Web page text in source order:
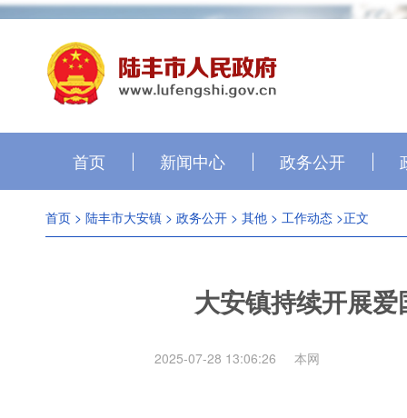
首页 新闻中心 政务公开
首页 > 陆丰市大安镇 > 政务公开 > 其他 > 工作动态 >正文
大安镇持续开展
2025-07-28 13:06:26 本网